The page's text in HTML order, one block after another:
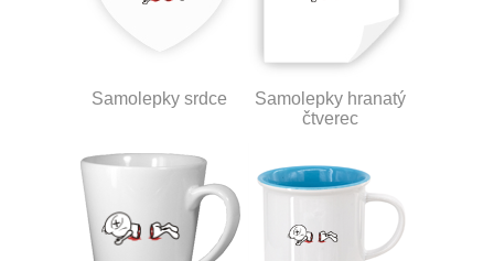
Samolepky srdce
Samolepky hranatý
čtverec